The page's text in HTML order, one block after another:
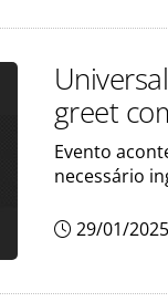
greet
Evento
necessário
29/01/